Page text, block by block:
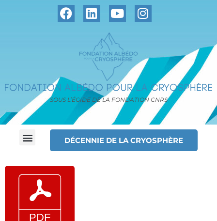
SOUS L’ÉGIDE DE LA FONDATION CNRS
DÉCENNIE DE LA CRYOSPHÈRE